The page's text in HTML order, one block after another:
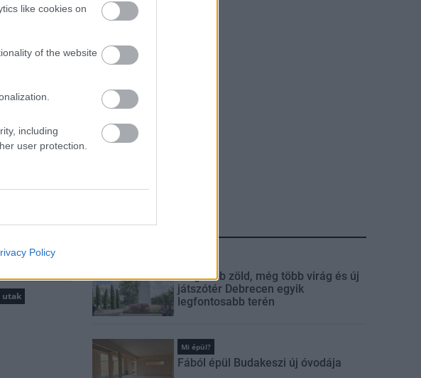
like cookies on
of the website
including
user protection.
Policy
és
utak
LEGFRISSEBB
Még több zöld, még több virág és új
játszótér Debrecen egyik
legfontosabb terén
Mi épül?
Fából épül Budakeszi új óvodája